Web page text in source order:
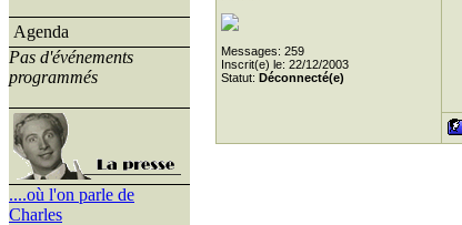
Agenda
Pas d'événements
programmés
....où l'on parle de
Charles
Messages: 259
Inscrit(e) le: 22/12/2003
Statut: Déconnecté(e)